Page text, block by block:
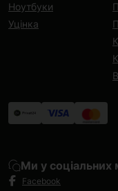
Ноутбуки
Уцінка
Ми у
Facebook